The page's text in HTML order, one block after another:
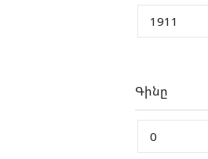
CFMoto
Changan
Chrysler
Գինը